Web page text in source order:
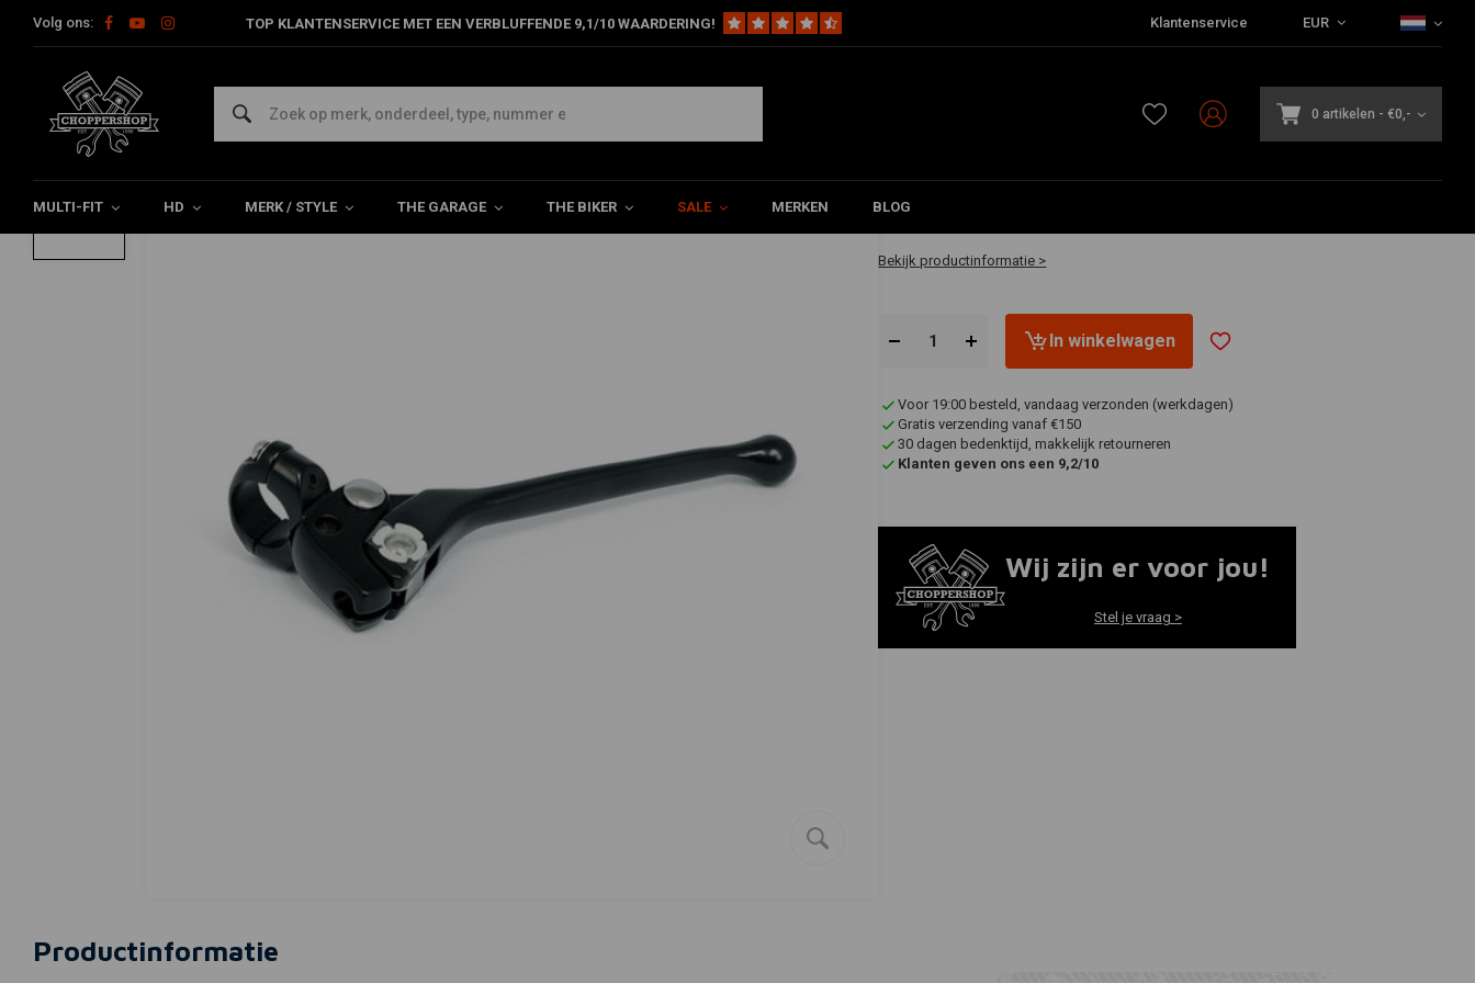
Volg ons: TOP KLANTENSERVICE MET EEN VERBLUFFENDE 9,1/10 WAARDERING! Klantenservice EUR
0 artikelen - €0,-
MULTI-FIT HD MERK / STYLE THE GARAGE THE BIKER SALE MERKEN BLOG
Home Multi-fit Stuur & Toebehoor Rem / Koppeling 1" OEM-style koppelings/rem hendel zwart XL / FL
1" OEM-style koppelings/rem hendel zwart XL / FL
5/5 (3 reviews)
€24,88
Bekijk productinformatie >
In winkelwagen
Voor 19:00 besteld, vandaag verzonden (werkdagen)
Gratis verzending vanaf €150
30 dagen bedenktijd, makkelijk retourneren
Klanten geven ons een 9,2/10
Wij zijn er voor jou!
Stel je vraag >
Productinformatie